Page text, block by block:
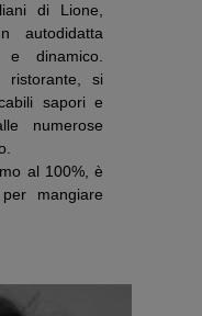
di Lione,
autodidatta
e dinamico.
si
sapori e
numerose
al 100%, è
mangiare